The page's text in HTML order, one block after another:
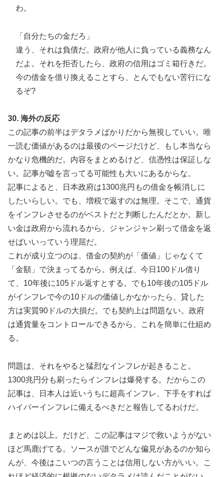
わ。
「自分たちの金だろ」
違う、それは負債だ。政府が他人に負っている義務なん
だよ。それを拒否したら、政府の信用はゴミ箱行きだ。
今の借金を借り換えることすら、とんでもない苦行にな
るぞ?
30. 海外の反応
この記事の前半はデタラメばかりだから無視していい。唯
一読む価値があるのは最後のページだけど、もし本当なら
かなり危機的だ。内容をまとめるけど、信憑性は保証しな
い。記事が嘘を言ってる可能性も大いにあるからな。
記事によると、日本政府は1300兆円もの借金を帳消しに
したいらしい。でも、増税で返すのは無理。そこで、通貨
をインフレさせるのがベストだと判断したんだとか。新し
い金は政府から流れるから、ジャンジャン刷って借金を返
せばいいっていう理屈だ。
これが成り立つのは、借金の契約が「価値」じゃなくて
「金額」で決まってるから。例えば、今日100ドル借り
て、10年後に105ドル返すとする。でも10年後の105ドル
がインフレで今の10ドルの価値しかなかったら、貸した
方は実質90ドルの大損だ。でも契約上は問題ない。政府
は通貨量をコントロールできるから、これを簡単に仕組め
る。
問題は、それをやると猛烈なインフレが起きること。
1300兆円分も刷ったらインフレは爆発する。だからこの
記事は、日本人は近いうちに超高インフレ、下手をすれば
ハイパーインフレに備えるべきだと報告してるわけだ。
まとめは以上。だけど、この記事はマジで救いようがない
ほど馬鹿げてる。ソースが誰でどんな偏見があるのか知ら
んが、今後はこいつの言うことは信用しない方がいい。こ